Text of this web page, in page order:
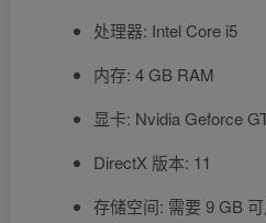
处理器: Intel Core i5
内存: 4 GB RAM
显卡: Nvidia Geforce
DirectX 版本: 11
存储空间: 需要 9 GB